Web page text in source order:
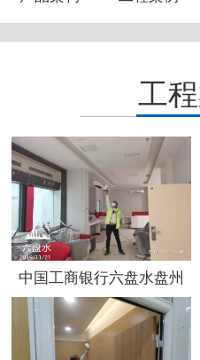
工
中国工商银行六盘水盘州
土城支行